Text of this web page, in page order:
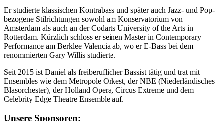
Er studierte klassischen Kontrabass und später auch Jazz- und Pop-
bezogene Stilrichtungen sowohl am Konservatorium von
Amsterdam als auch an der Codarts University of the Arts in
Rotterdam. Kürzlich schloss er seinen Master in Contemporary
Performance am Berklee Valencia ab, wo er E-Bass bei dem
renommierten Gary Willis studierte.
Seit 2015 ist Daniel als freiberuflicher Bassist tätig und trat mit
Ensembles wie dem Metropole Orkest, der NBE (Niederländisches
Blasorchester), der Holland Opera, Circus Extreme und dem
Celebrity Edge Theatre Ensemble auf.
Unsere Sponsoren: